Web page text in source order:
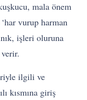
mala önem
vurup harman
işleri oluruna
ilgili ve
kısmına giriş